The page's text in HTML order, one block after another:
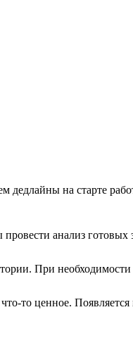
дедлайны на старте
анализ готовых
При
то ценное. Появляется